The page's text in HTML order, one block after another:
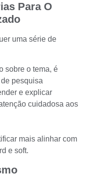
Para O
uma série de
sobre o tema, é
pesquisa
e explicar
cuidadosa aos
mais alinhar com
e soft.